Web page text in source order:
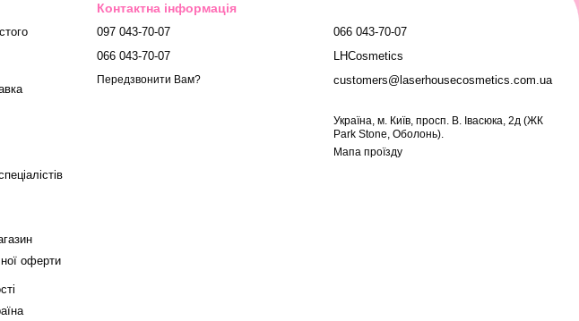
оферти
Контактна інформація
097 043-70-07
066 043-70-07
Передзвонити Вам?
066 043-70-07
LHCosmetics
customers@laserhousecosmetics.com.ua
Українa, м. Київ, просп. В. Івасюка, 2д (ЖК
Park Stone, Оболонь).
Мапа проїзду